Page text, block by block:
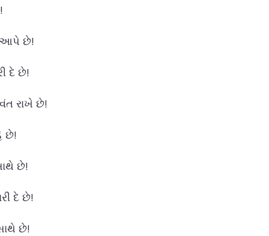
આપે છે!
દે છે!
રાખે છે!
છે!
છે!
દે છે!
છે!